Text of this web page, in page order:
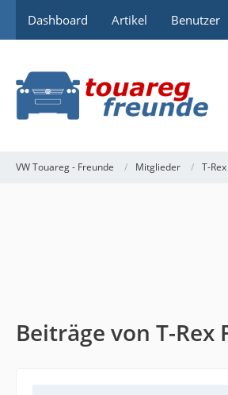
Dashboard Artikel Benutzer
VW Touareg - Freunde Mitglieder T-
Beiträge von T-Rex